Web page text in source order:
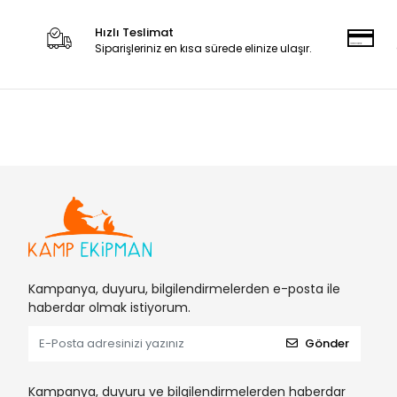
Hızlı Teslimat
Siparişleriniz en kısa sürede elinize ulaşır.
Kampanya, duyuru, bilgilendirmelerden e-posta ile
haberdar olmak istiyorum.
Gönder
Kampanya, duyuru ve bilgilendirmelerden haberdar